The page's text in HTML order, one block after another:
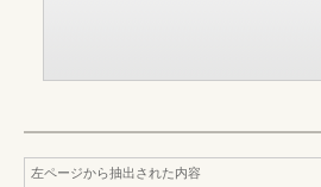
左ページから抽出された内容